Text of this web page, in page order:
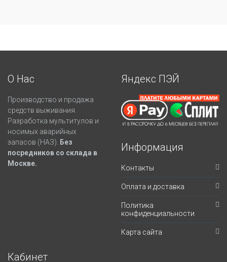
О Нас
Производство и продажа
средств выживания.
Разработка мультитулов и
носимых аварийных
запасов (НАЗ).
Без
посредников со склада в
Москве.
Яндекс ПЭЙ
Информация
Контакты
Оплата и доставка
Политика
конфиденциальности
Карта сайта
Кабинет